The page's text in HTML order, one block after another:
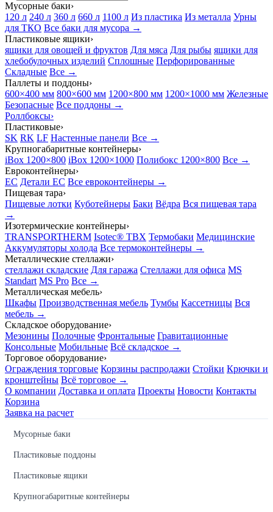
Мусорные баки›
120 л 240 л 360 л 660 л 1100 л Из пластика Из металла Урны
для ТКО Все баки для мусора →
Пластиковые ящики›
ящики для овощей и фруктов Для мяса Для рыбы ящики для
хлебобулочных изделий Сплошные Перфорированные
Складные Все →
Паллеты и поддоны›
600×400 мм 800×600 мм 1200×800 мм 1200×1000 мм Железные
Безопасные Все поддоны →
Роллбоксы›
Пластиковые›
SK RK LF Настенные панели Все →
Крупногабаритные контейнеры›
iBox 1200×800 iBox 1200×1000 Полибокс 1200×800 Все →
Евроконтейнеры›
EC Детали EC Все евроконтейнеры →
Пищевая тара›
Пищевые лотки Куботейнеры Баки Вёдра Вся пищевая тара
→
Изотермические контейнеры›
TRANSPORTHERM Isotec® TBX Термобаки Медицинские
Аккумуляторы холода Все термоконтейнеры →
Металлические стеллажи›
стеллажи складские Для гаража Стеллажи для офиса MS
Standart MS Pro Все →
Металлическая мебель›
Шкафы Производственная мебель Тумбы Кассетницы Вся
мебель →
Складское оборудование›
Мезонины Полочные Фронтальные Гравитационные
Консольные Мобильные Всё складское →
Торговое оборудование›
Ограждения торговые Корзины распродажи Стойки Крючки и
кронштейны Всё торговое →
О компании Доставка и оплата Проекты Новости Контакты
Корзина
Заявка на расчет
Мусорные баки
Пластиковые поддоны
Пластиковые ящики
Крупногабаритные контейнеры